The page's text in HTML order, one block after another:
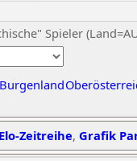
Spieler
Burgenland
Zeitreihe, Grafik